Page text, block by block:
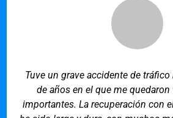
Tuve un grave accidente de
de años en el que me
importantes. La recuperación con